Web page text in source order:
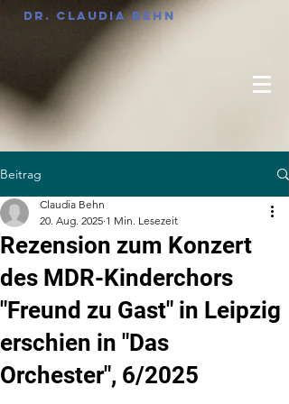
Dr. Claudia Behn
Beitrag
Rezension zum Konzert
des MDR-Kinderchors
"Freund zu Gast" in Leipzig
erschien in "Das
Orchester", 6/2025
Claudia Behn
20. Aug. 2025 1 Min. Lesezeit